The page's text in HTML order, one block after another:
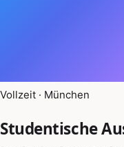
Vollzeit · München
Studentische